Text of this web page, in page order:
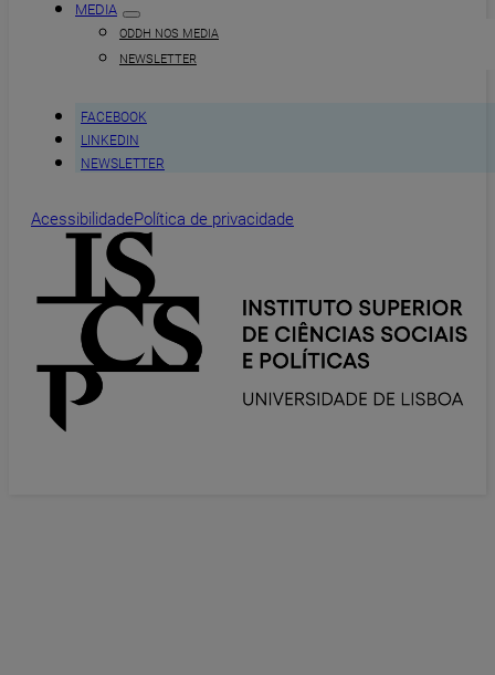
MEDIA
ODDH NOS MEDIA
NEWSLETTER
FACEBOOK
LINKEDIN
NEWSLETTER
AcessibilidadePolítica de privacidade